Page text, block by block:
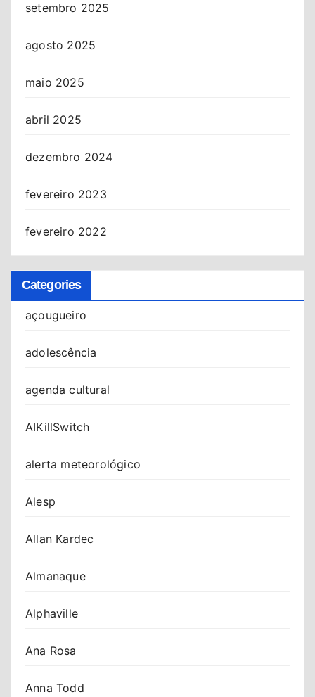
setembro 2025
agosto 2025
maio 2025
abril 2025
dezembro 2024
fevereiro 2023
fevereiro 2022
Categories
açougueiro
adolescência
agenda cultural
AIKillSwitch
alerta meteorológico
Alesp
Allan Kardec
Almanaque
Alphaville
Ana Rosa
Anna Todd